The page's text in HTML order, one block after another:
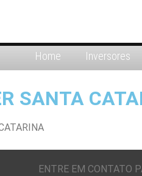
Home Inversores
SANTA
ENTRE EM CONTATO